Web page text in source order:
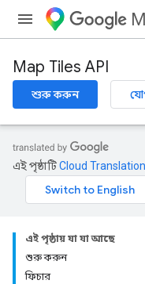
Map Tiles API
শুরু করুন
এই পৃষ্ঠাটিCloud Translation
এই পৃষ্ঠায় যা যা আছে
শুরু করুন
ফিচার